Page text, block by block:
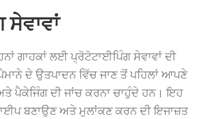
ਗਾਹਕਾਂ ਲਈ ਪ੍ਰੋਟੋਟਾਈਪਿੰਗ ਸੇਵਾਵਾਂ ਦੀ
ਦੇ ਉਤਪਾਦਨ ਵਿੱਚ ਜਾਣ ਤੋਂ ਪਹਿਲਾਂ ਆਪਣੇ
ਪੈਕੇਜਿੰਗ ਦੀ ਜਾਂਚ ਕਰਨਾ ਚਾਹੁੰਦੇ ਹਨ। ਇਹ
ਬਣਾਉਣ ਅਤੇ ਮੁਲਾਂਕਣ ਕਰਨ ਦੀ ਇਜਾਜ਼ਤ